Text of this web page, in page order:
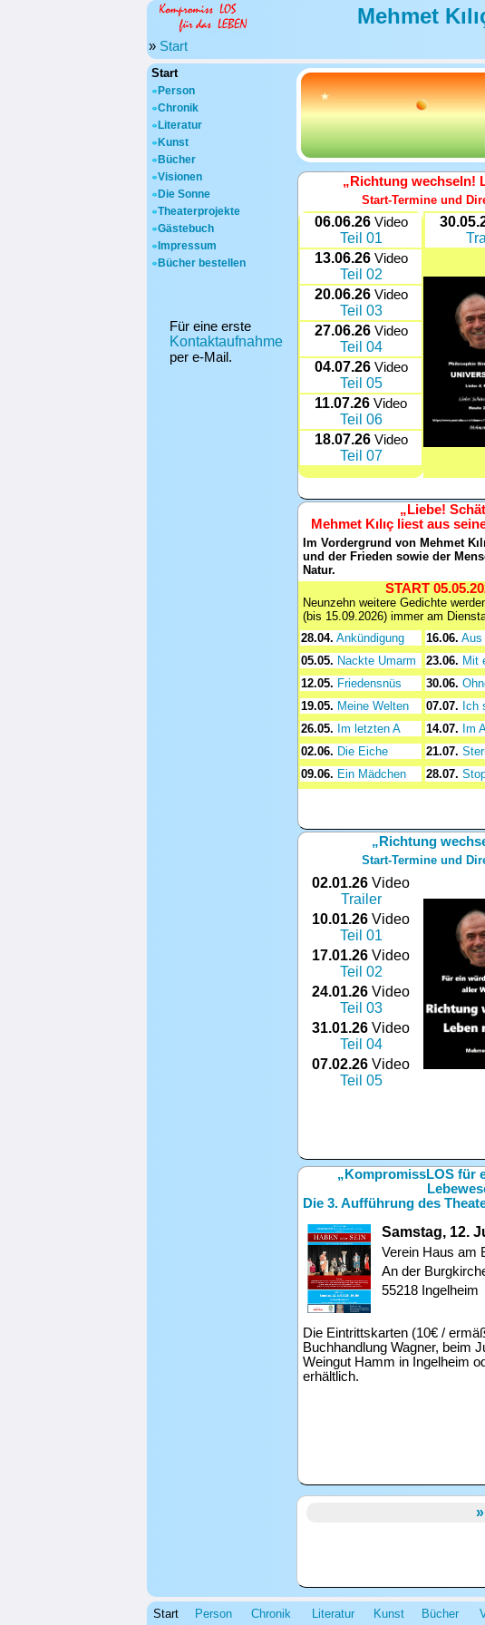
Mehmet
» Start
Start
Person
Chronik
Literatur
Kunst
Bücher
Visionen
Die Sonne
Theaterprojekte
Gästebuch
Impressum
Bücher bestellen
Für eine erste
Kontaktaufnahme
per e-Mail.
„Richtung wechseln!
Start-Termine und
06.06.26Video
Teil 01
13.06.26Video
Teil 02
20.06.26Video
Teil 03
27.06.26Video
Teil 04
04.07.26Video
Teil 05
11.07.26 Video
Teil 06
18.07.26Video
Teil 07
„Liebe!
Mehmet Kılıç liest aus
Im Vordergrund von Mehmet
und der Frieden sowie der
Natur.
START
Neunzehn weitere Gedichte
(bis 15.09.2026) immer am
28.04. Ankündigung
05.05. Nackte Umarm
12.05. Friedensnüs
19.05. Meine Welten
26.05. Im letzten A
02.06. Die Eiche
09.06. Ein Mädchen
16.06. Aus
23.06. Mit
30.06.
07.07. Ich
14.07. Im
21.07.
28.07.
„Richtung
Start-Termine und
02.01.26 Video
Trailer
10.01.26 Video
Teil 01
17.01.26 Video
Teil 02
24.01.26 Video
Teil 03
31.01.26 Video
Teil 04
07.02.26 Video
Teil 05
„KompromissLOS für
Die 3. Aufführung des
Samstag, 12.
Verein Haus am
An der
55218 Ingelheim
Die Eintrittskarten (10€ /
Buchhandlung Wagner, beim
Weingut Hamm in Ingelheim
erhältlich.
Start Person Chronik Literatur Kunst Bücher